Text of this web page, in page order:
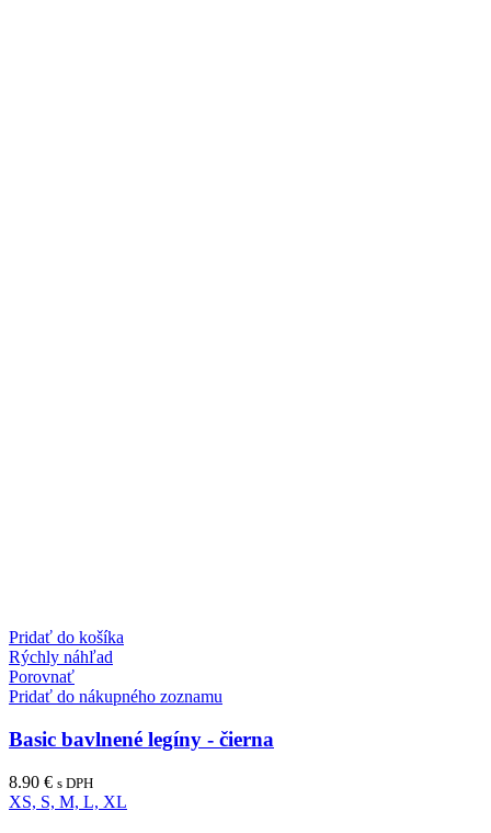
Pridať do košíka
Rýchly náhľad
Porovnať
Pridať do nákupného zoznamu
Basic bavlnené legíny - čierna
8.90 € s DPH
XS, S, M, L, XL